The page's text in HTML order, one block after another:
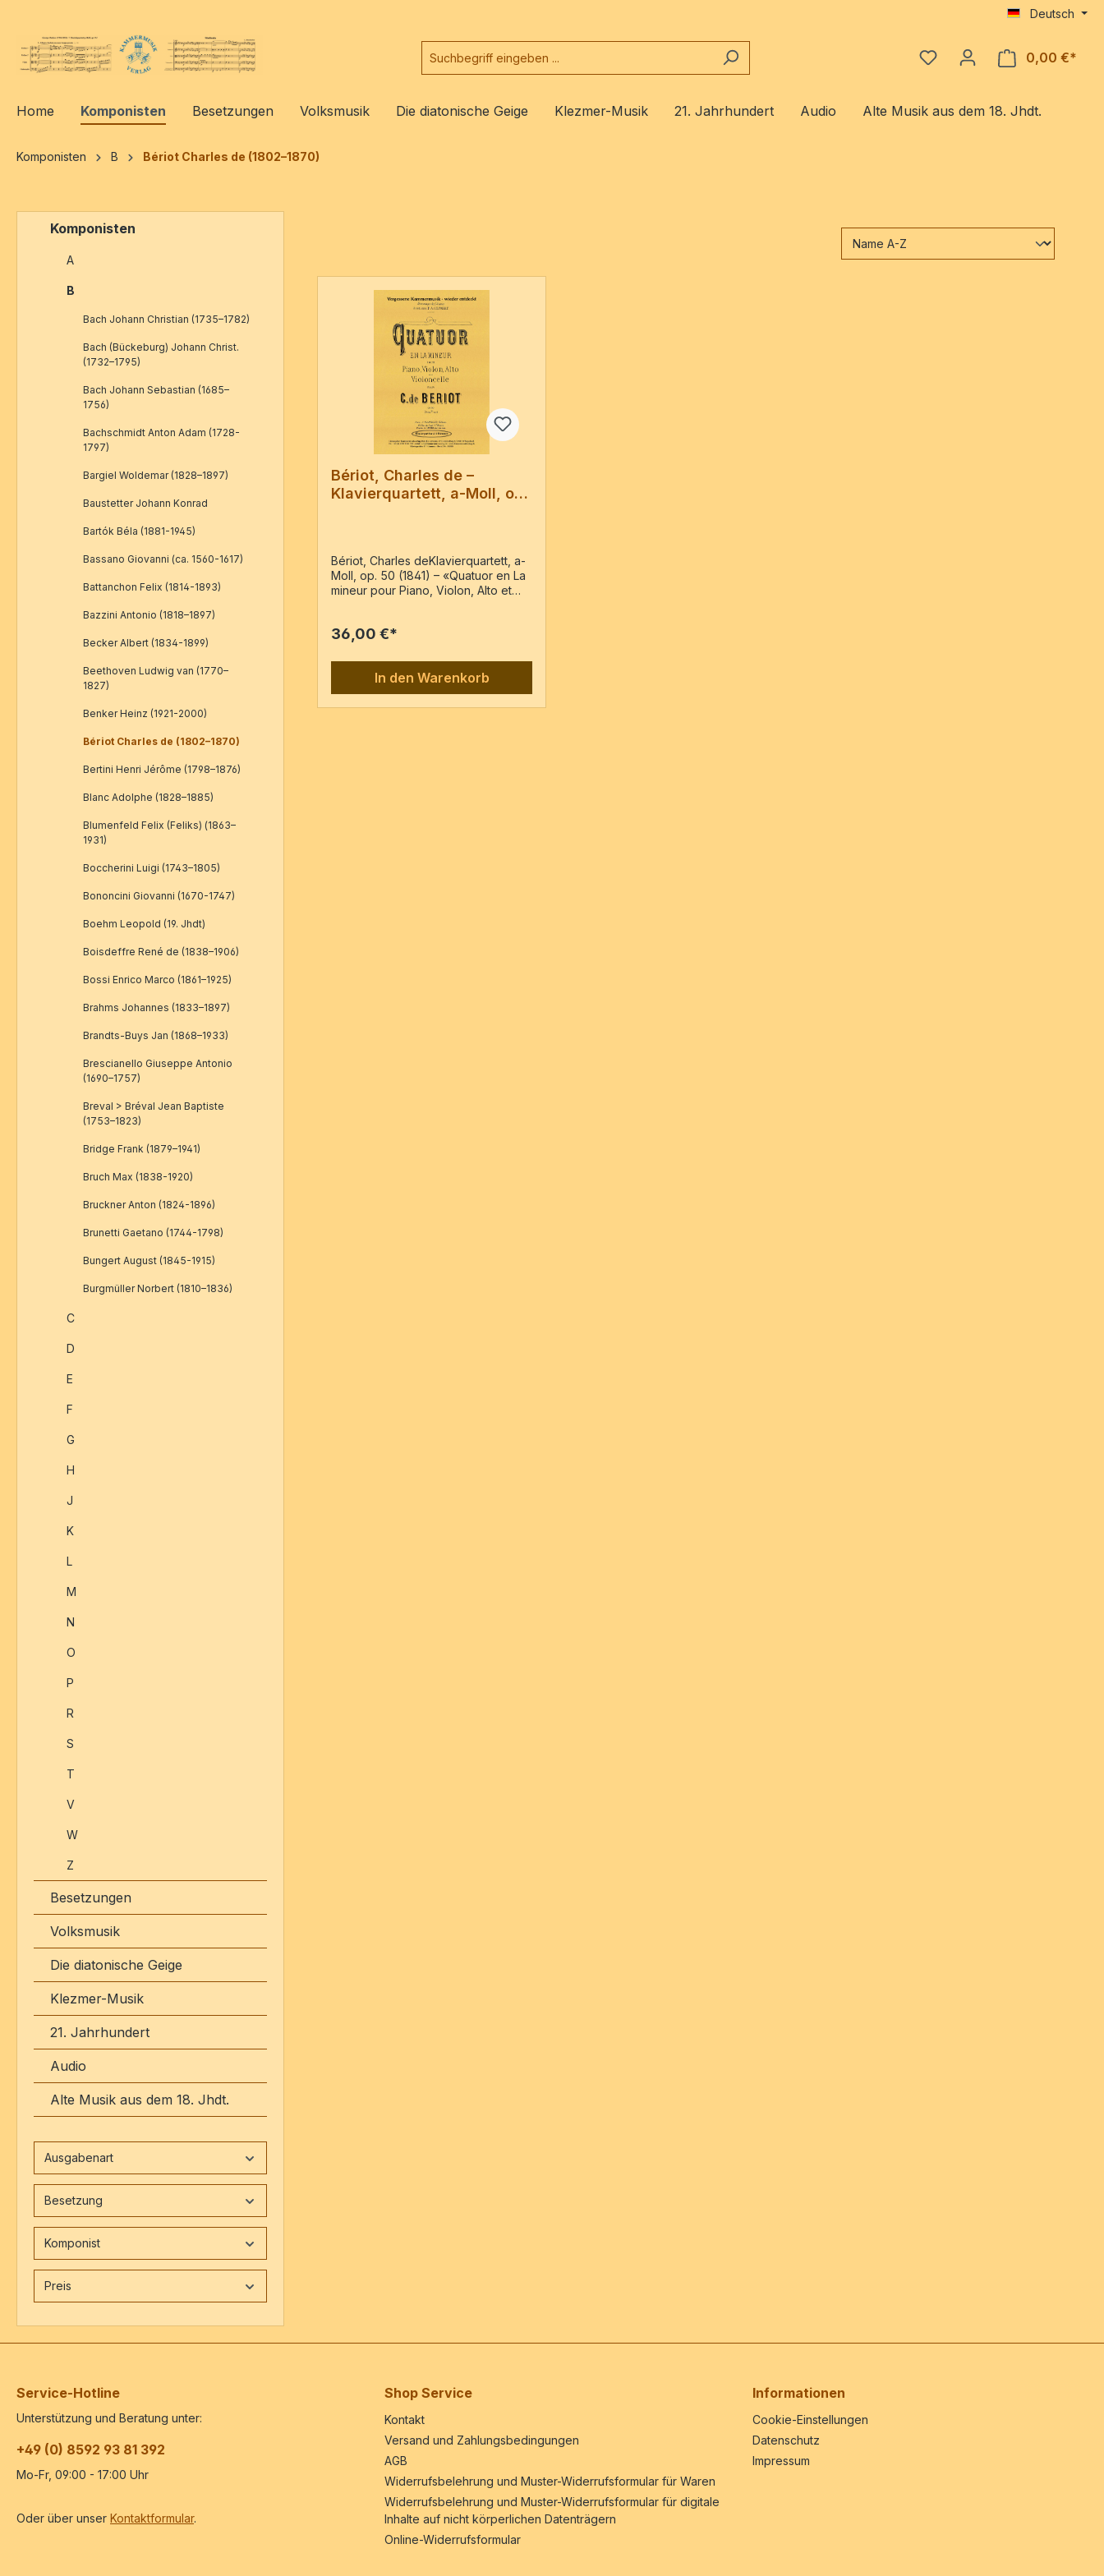
Deutsch
0,00 €*
Home Komponisten Besetzungen Volksmusik Die diatonische Geige Klezmer-Musik 21. Jahrhundert Audio Alte Musik aus dem 18. Jhdt.
Komponisten B Bériot Charles de (1802–1870)
Komponisten
A
B
Bach Johann Christian (1735–1782)
Bach (Bückeburg) Johann Christ.
(1732–1795)
Bach Johann Sebastian (1685–
1756)
Bachschmidt Anton Adam (1728-
1797)
Bargiel Woldemar (1828–1897)
Baustetter Johann Konrad
Bartók Béla (1881-1945)
Bassano Giovanni (ca. 1560-1617)
Battanchon Felix (1814-1893)
Bazzini Antonio (1818–1897)
Becker Albert (1834-1899)
Beethoven Ludwig van (1770–
1827)
Benker Heinz (1921-2000)
Bériot Charles de (1802–1870)
Bertini Henri Jérôme (1798–1876)
Blanc Adolphe (1828–1885)
Blumenfeld Felix (Feliks) (1863–
1931)
Boccherini Luigi (1743–1805)
Bononcini Giovanni (1670-1747)
Boehm Leopold (19. Jhdt)
Boisdeffre René de (1838–1906)
Bossi Enrico Marco (1861–1925)
Brahms Johannes (1833–1897)
Brandts-Buys Jan (1868–1933)
Brescianello Giuseppe Antonio
(1690–1757)
Breval > Bréval Jean Baptiste
(1753–1823)
Bridge Frank (1879–1941)
Bruch Max (1838-1920)
Bruckner Anton (1824-1896)
Brunetti Gaetano (1744-1798)
Bungert August (1845-1915)
Burgmüller Norbert (1810–1836)
C
D
E
F
G
H
J
K
L
M
N
O
P
R
S
T
V
W
Z
Besetzungen
Volksmusik
Die diatonische Geige
Klezmer-Musik
21. Jahrhundert
Audio
Alte Musik aus dem 18. Jhdt.
Ausgabenart
Besetzung
Komponist
Preis
Bériot, Charles de –
Klavierquartett, a-Moll, op.
Bériot, Charles deKlavierquartett, a-
Moll, op. 50 (1841) – «Quatuor en La
mineur pour Piano, Violon, Alto et
Vl, Va, VcKlavierpartitur & 3 Stimmen
36,00 €*
In den Warenkorb
Service-Hotline
Unterstützung und Beratung unter:
+49 (0) 8592 93 81 392
Mo-Fr, 09:00 - 17:00 Uhr
Oder über unser Kontaktformular.
Shop Service
Kontakt
Versand und Zahlungsbedingungen
AGB
Widerrufsbelehrung und Muster-Widerrufsformular für Waren
Widerrufsbelehrung und Muster-Widerrufsformular für digitale
Inhalte auf nicht körperlichen Datenträgern
Online-Widerrufsformular
Informationen
Cookie-Einstellungen
Datenschutz
Impressum